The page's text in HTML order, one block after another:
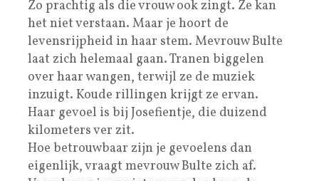
Zo prachtig als die vrouw ook zingt. Ze kan
het niet verstaan. Maar je hoort de
levensrijpheid in haar stem. Mevrouw Bulte
laat zich helemaal gaan. Tranen biggelen
over haar wangen, terwijl ze de muziek
inzuigt. Koude rillingen krijgt ze ervan.
Haar gevoel is bij Josefientje, die duizend
kilometers ver zit.
Hoe betrouwbaar zijn je gevoelens dan
eigenlijk, vraagt mevrouw Bulte zich af.